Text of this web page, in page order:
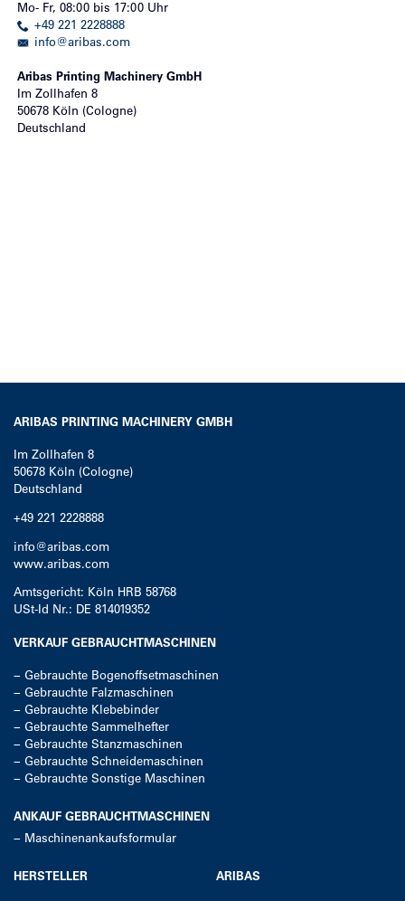
Mo- Fr,08:00 bis 17:00 Uhr
+49 221 2228888
info@aribas.com
Aribas Printing Machinery GmbH
Im Zollhafen 8
50678 Köln (Cologne)
Deutschland
ARIBAS PRINTING MACHINERY GMBH
Im Zollhafen 8
50678 Köln (Cologne)
Deutschland
+49 221 2228888
info@aribas.com
www.aribas.com
Amtsgericht: Köln HRB 58768
USt-Id Nr.: DE 814019352
VERKAUF GEBRAUCHTMASCHINEN
− Gebrauchte Bogenoffsetmaschinen
− Gebrauchte Falzmaschinen
− Gebrauchte Klebebinder
− Gebrauchte Sammelhefter
− Gebrauchte Stanzmaschinen
− Gebrauchte Schneidemaschinen
− Gebrauchte Sonstige Maschinen
ANKAUF GEBRAUCHTMASCHINEN
− Maschinenankaufsformular
HERSTELLER ARIBAS